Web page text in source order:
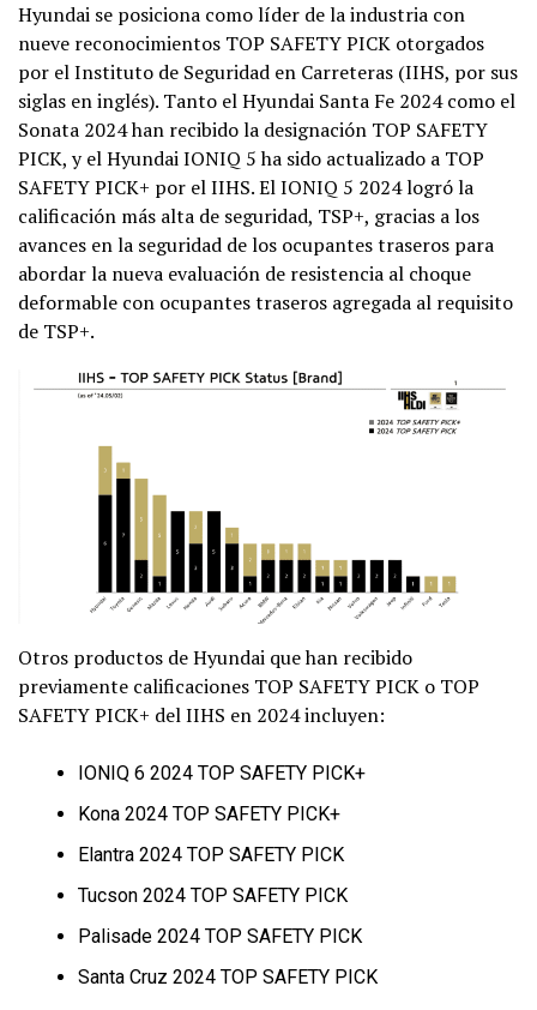
Hyundai se posiciona como líder de la industria con
nueve reconocimientos TOP SAFETY PICK otorgados
por el Instituto de Seguridad en Carreteras (IIHS, por sus
siglas en inglés). Tanto el Hyundai Santa Fe 2024 como el
Sonata 2024 han recibido la designación TOP SAFETY
PICK, y el Hyundai IONIQ 5 ha sido actualizado a TOP
SAFETY PICK+ por el IIHS. El IONIQ 5 2024 logró la
calificación más alta de seguridad, TSP+, gracias a los
avances en la seguridad de los ocupantes traseros para
abordar la nueva evaluación de resistencia al choque
deformable con ocupantes traseros agregada al requisito
de TSP+.
Otros productos de Hyundai que han recibido
previamente calificaciones TOP SAFETY PICK o TOP
SAFETY PICK+ del IIHS en 2024 incluyen:
IONIQ 6 2024 TOP SAFETY PICK+
Kona 2024 TOP SAFETY PICK+
Elantra 2024 TOP SAFETY PICK
Tucson 2024 TOP SAFETY PICK
Palisade 2024 TOP SAFETY PICK
Santa Cruz 2024 TOP SAFETY PICK